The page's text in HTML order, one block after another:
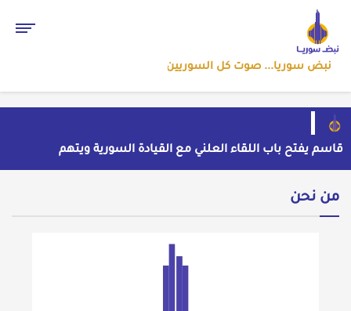
نبض سوريا... صوت كل السوريين
قاسم يفتح باب اللقاء العلني مع القيادة السورية ويتهم
السلطة في بيروت بـ"خدمة إسرائيل"
بسبب موجة الحر والجفاف... فرنسا توقف تشغيل 3
مفاعلات نووية
ضبط شحنة أدوية مخدرة في عجلة سورية بمنفذ الوليد
العراقي
من الاستيلاء على الأراضي إلى اعتقال الصحفيين: ملف
من نحن